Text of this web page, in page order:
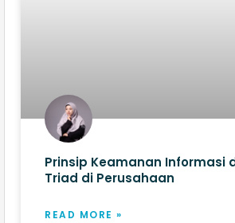
Prinsip Keamanan Informasi
Triad di Perusahaan
READ MORE »